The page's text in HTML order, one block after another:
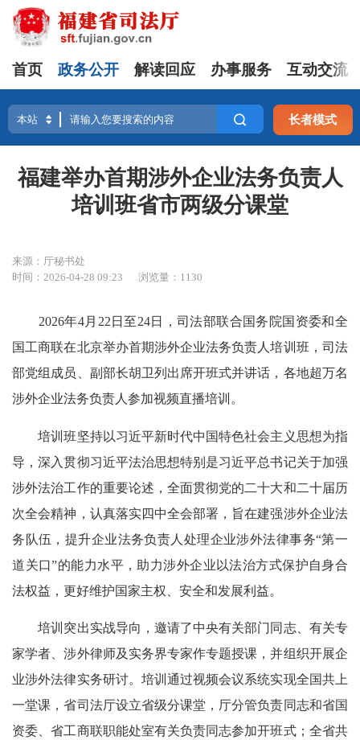
首页 政务公开 解读回应 办事服务 互动交流
长者模式
福建举办首期涉外企业法务负责人
培训班省市两级分课堂
来源：厅秘书处
时间：2026-04-28 09:23
浏览量：1130
2026年4月22日至24日，司法部联合国务院国资委和全
国工商联在北京举办首期涉外企业法务负责人培训班，司法
部党组成员、副部长胡卫列出席开班式并讲话，各地超万名
涉外企业法务负责人参加视频直播培训。
培训班坚持以习近平新时代中国特色社会主义思想为指
导，深入贯彻习近平法治思想特别是习近平总书记关于加强
涉外法治工作的重要论述，全面贯彻党的二十大和二十届历
次全会精神，认真落实四中全会部署，旨在建强涉外企业法
务队伍，提升企业法务负责人处理企业涉外法律事务“第一
道关口”的能力水平，助力涉外企业以法治方式保护自身合
法权益，更好维护国家主权、安全和发展利益。
培训突出实战导向，邀请了中央有关部门同志、有关专
家学者、涉外律师及实务界专家作专题授课，并组织开展企
业涉外法律实务研讨。培训通过视频会议系统实现全国共上
一堂课，省司法厅设立省级分课堂，厅分管负责同志和省国
资委、省工商联职能处室有关负责同志参加开班式；全省共